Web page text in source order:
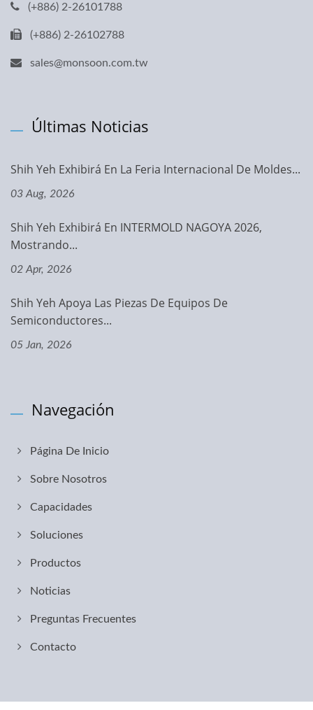
(+886) 2-26101788
(+886) 2-26102788
sales@monsoon.com.tw
Últimas Noticias
Shih Yeh Exhibirá En La Feria Internacional De Moldes...
03 Aug, 2026
Shih Yeh Exhibirá En INTERMOLD NAGOYA 2026,
Mostrando...
02 Apr, 2026
Shih Yeh Apoya Las Piezas De Equipos De
Semiconductores...
05 Jan, 2026
Navegación
Página De Inicio
Sobre Nosotros
Capacidades
Soluciones
Productos
Noticias
Preguntas Frecuentes
Contacto